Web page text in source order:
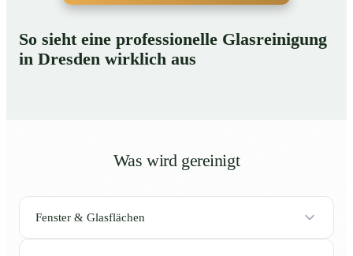
So sieht eine professionelle Glasreinigung
in Dresden wirklich aus
Was wird gereinigt
Fenster & Glasflächen